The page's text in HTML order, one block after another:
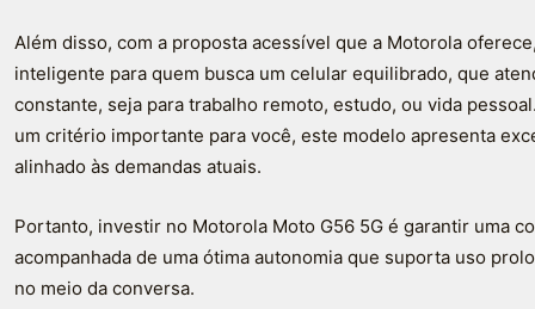
Além disso, com a proposta acessível que a Motorola
inteligente para quem busca um celular equilibrado, que
constante, seja para trabalho remoto, estudo, ou vida
um critério importante para você, este modelo apresenta
alinhado às demandas atuais.
Portanto, investir no Motorola Moto G56 5G é garantir uma
acompanhada de uma ótima autonomia que suporta uso
no meio da conversa.